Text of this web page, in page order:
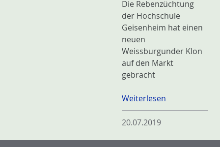
Die Rebenzüchtung
der Hochschule
Geisenheim hat einen
neuen
Weissburgunder Klon
auf den Markt
gebracht
Weiterlesen
20.07.2019